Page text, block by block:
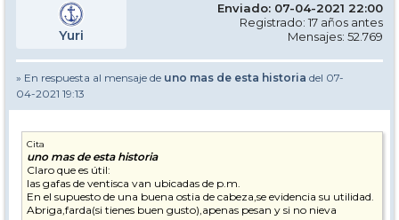
Yuri
Enviado: 07-04-2021 22:00
Registrado: 17 años antes
Mensajes: 52.769
» En respuesta al mensaje de uno mas de esta historia del 07-
04-2021 19:13
Cita
uno mas de esta historia
Claro que es útil:
las gafas de ventisca van ubicadas de p.m.
En el supuesto de una buena ostia de cabeza,se evidencia su utilidad.
Abriga,farda(si tienes buen gusto),apenas pesan y si no nieva